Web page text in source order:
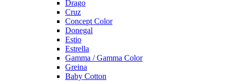
Drago
Cruz
Concept Color
Donegal
Estio
Estrella
Gamma / Gamma Color
Greina
Baby Cotton